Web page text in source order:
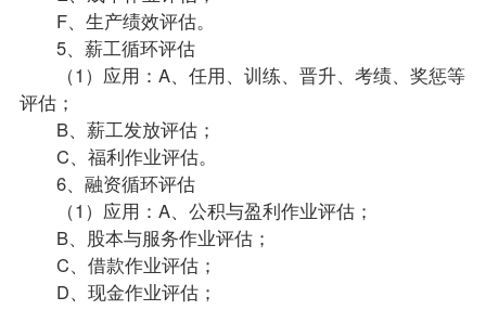
F、生产绩效评估。
5、薪工循环评估
（1）应用：A、任用、训练、晋升、考绩、奖惩等
评估；
B、薪工发放评估；
C、福利作业评估。
6、融资循环评估
（1）应用：A、公积与盈利作业评估；
B、股本与服务作业评估；
C、借款作业评估；
D、现金作业评估；